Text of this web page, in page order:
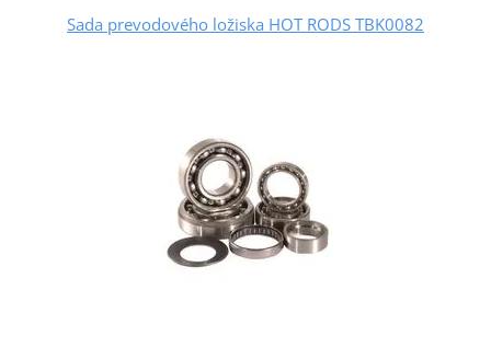
Sada prevodového ložiska HOT RODS TBK0082